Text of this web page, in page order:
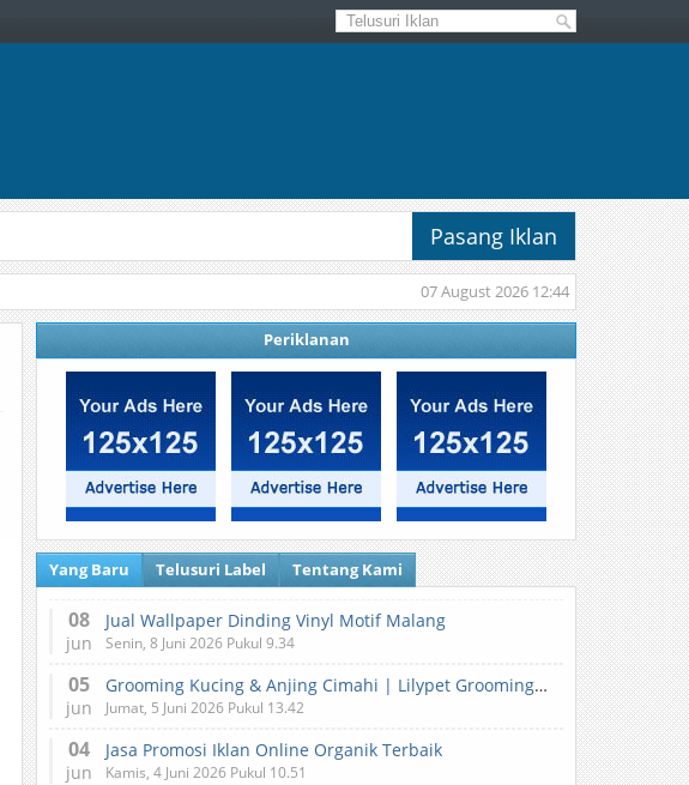
Pasang Iklan
07 August 2026 12:44
Periklanan
Yang Baru Telusuri Label Tentang Kami
08
jun
Jual Wallpaper Dinding Vinyl Motif Malang
Senin, 8 Juni 2026 Pukul 9.34
05
jun
Grooming Kucing & Anjing Cimahi | Lilypet Grooming & Pet Hotel
Jumat, 5 Juni 2026 Pukul 13.42
04
jun
Jasa Promosi Iklan Online Organik Terbaik
Kamis, 4 Juni 2026 Pukul 10.51